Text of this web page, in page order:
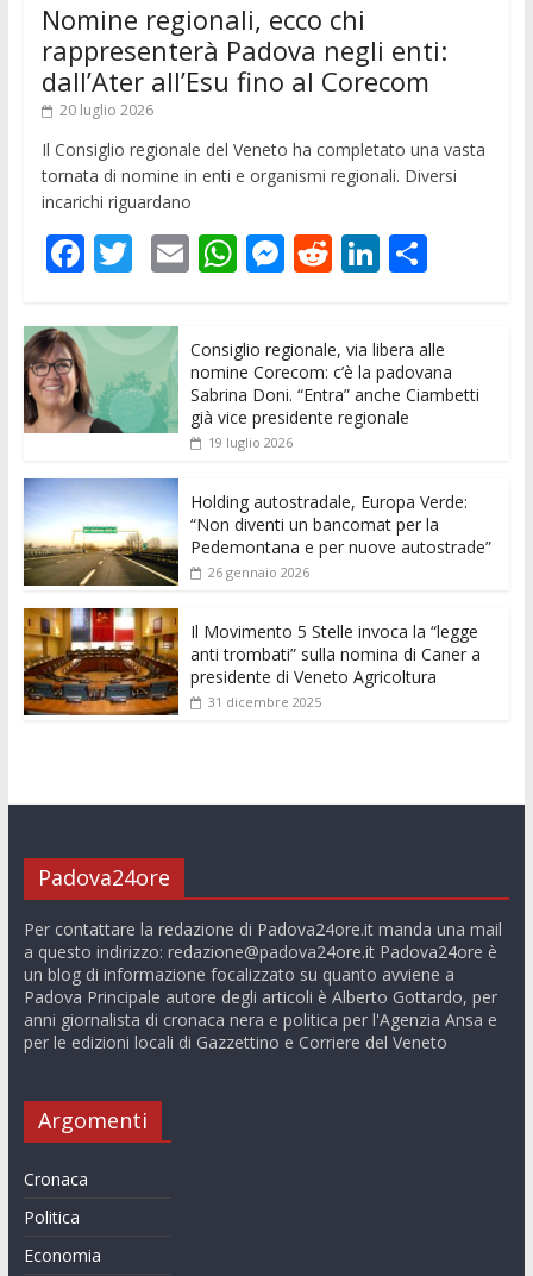
Nomine regionali, ecco chi
rappresenterà Padova negli enti:
dall’Ater all’Esu fino al Corecom
20 luglio 2026
Il Consiglio regionale del Veneto ha completato una vasta
tornata di nomine in enti e organismi regionali. Diversi
incarichi riguardano
F
e
b
o
o
k
T
itt
er
E
l
W
at
s
A
p
M
e
n
g
R
di
t
Li
k
e
dI
C
n
di
vi
Consiglio regionale, via libera alle
nomine Corecom: c’è la padovana
Sabrina Doni. “Entra” anche Ciambetti
già vice presidente regionale
19 luglio 2026
Holding autostradale, Europa Verde:
“Non diventi un bancomat per la
Pedemontana e per nuove autostrade”
26 gennaio 2026
Il Movimento 5 Stelle invoca la “legge
anti trombati” sulla nomina di Caner a
presidente di Veneto Agricoltura
31 dicembre 2025
Padova24ore
Per contattare la redazione di Padova24ore.it manda una mail
a questo indirizzo: redazione@padova24ore.itPadova24ore è
un blog di informazione focalizzato su quanto avviene a
Padova Principale autore degli articoli è Alberto Gottardo, per
anni giornalista di cronaca nera e politica per l'Agenzia Ansa e
per le edizioni locali di Gazzettino e Corriere del Veneto
Argomenti
Cronaca
Politica
Economia